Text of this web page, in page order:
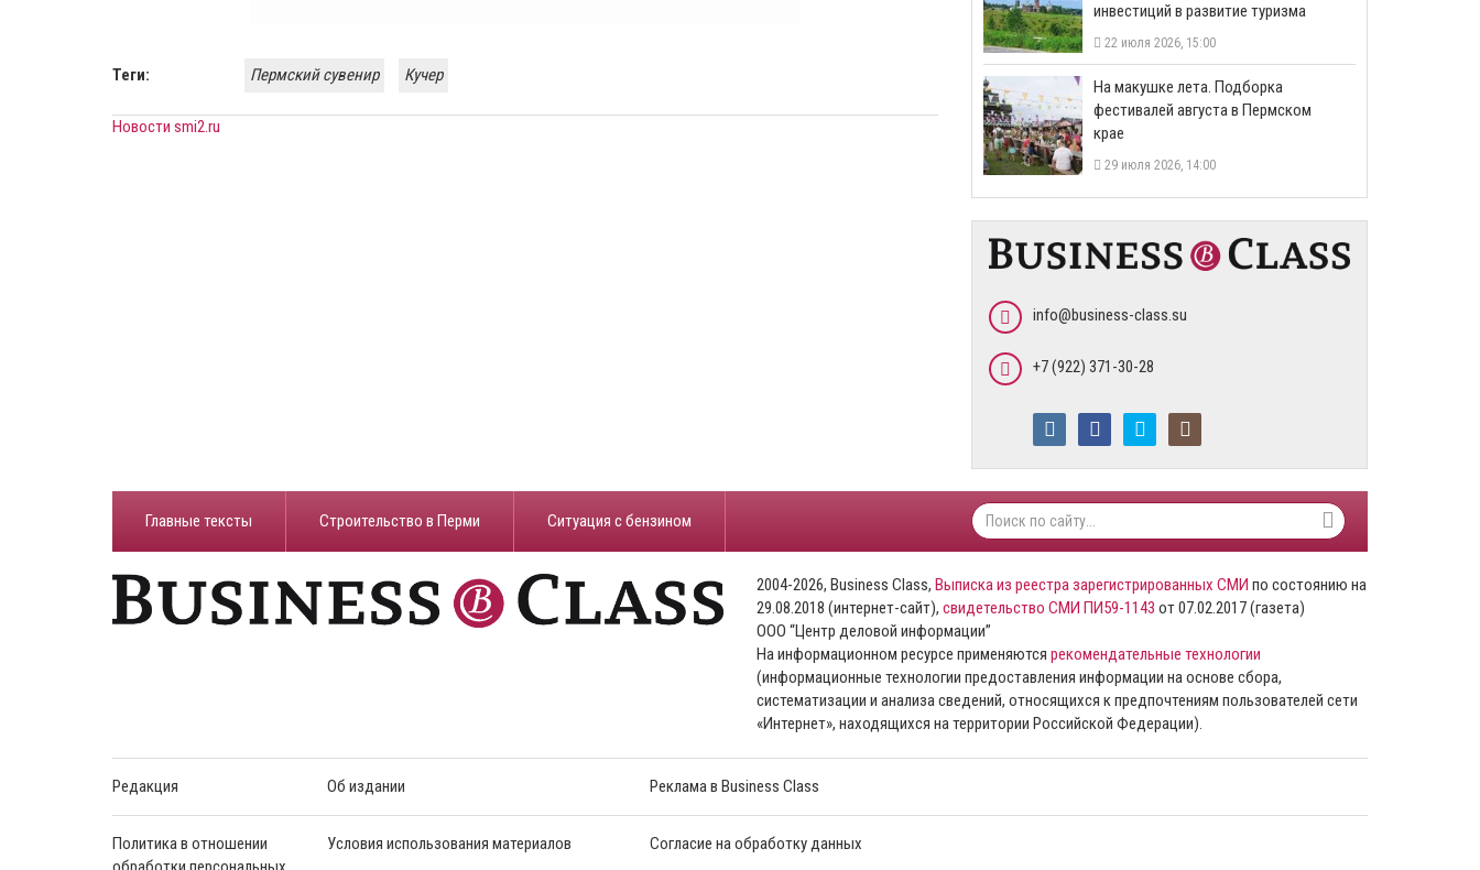
Теги: Пермский сувенир Кучер
Новости smi2.ru
инвестиций в развитие туризма
22 июля 2026, 15:00
На макушке лета. Подборка
фестивалей августа в Пермском
крае
29 июля 2026, 14:00
info@business-class.su
+7 (922) 371-30-28
Главные тексты Строительство в Перми ​Ситуация с бензином
2004-2026, Business Class, Выписка из реестра зарегистрированных СМИ по состоянию на
29.08.2018 (интернет-сайт), свидетельство СМИ ПИ59-1143 от 07.02.2017 (газета)
ООО “Центр деловой информации”
На информационном ресурсе применяются рекомендательные технологии
(информационные технологии предоставления информации на основе сбора,
систематизации и анализа сведений, относящихся к предпочтениям пользователей сети
«Интернет», находящихся на территории Российской Федерации).
Редакция Об издании Реклама в Business Class
Политика в отношении
Условия использования материалов Согласие на обработку данных